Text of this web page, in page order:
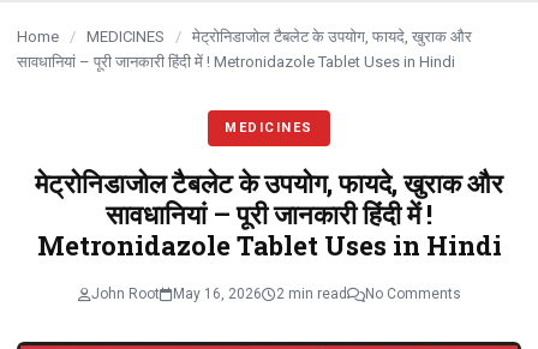
Home / MEDICINES / मेट्रोनिडाजोल टैबलेट के उपयोग, फायदे, खुराक और
सावधानियां – पूरी जानकारी हिंदी में ! Metronidazole Tablet Uses in Hindi
MEDICINES
मेट्रोनिडाजोल टैबलेट के उपयोग, फायदे, खुराक और
सावधानियां – पूरी जानकारी हिंदी में !
Metronidazole Tablet Uses in Hindi
John Root May 16, 2026 2 min read No Comments